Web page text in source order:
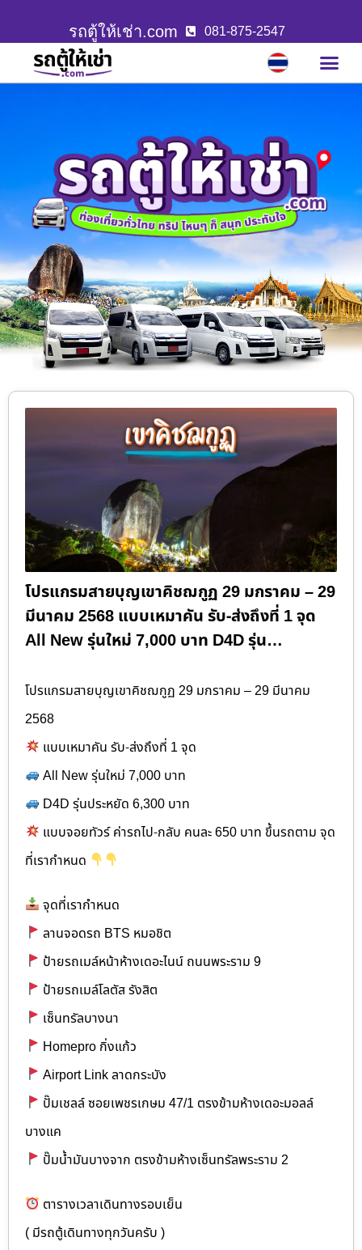
รถตู้ให้เช่า.com 081-875-2547
โปรแกรมสายบุญเขาคิชฌกูฏ 29 มกราคม – 29
มีนาคม 2568 แบบเหมาคัน รับ-ส่งถึงที่ 1 จุด
All New รุ่นใหม่ 7,000 บาท D4D รุ่น…
โปรแกรมสายบุญเขาคิชฌกูฏ 29 มกราคม – 29 มีนาคม
2568
แบบเหมาคัน รับ-ส่งถึงที่ 1 จุด
All New รุ่นใหม่ 7,000 บาท
D4D รุ่นประหยัด 6,300 บาท
แบบจอยทัวร์ ค่ารถไป-กลับ คนละ 650 บาท ขึ้นรถตาม จุด
ที่เรากำหนด
จุดที่เรากำหนด
ลานจอดรถ BTS หมอชิต
ป้ายรถเมล์หน้าห้างเดอะไนน์ ถนนพระราม 9
ป้ายรถเมล์โลตัส รังสิต
เซ็นทรัลบางนา
Homepro กิ่งแก้ว
Airport Link ลาดกระบัง
ปั๊มเชลล์ ซอยเพชรเกษม 47/1 ตรงข้ามห้างเดอะมอลล์
บางแค
ปั๊มน้ำมันบางจาก ตรงข้ามห้างเซ็นทรัลพระราม 2
ตารางเวลาเดินทางรอบเย็น
( มีรถตู้เดินทางทุกวันครับ )